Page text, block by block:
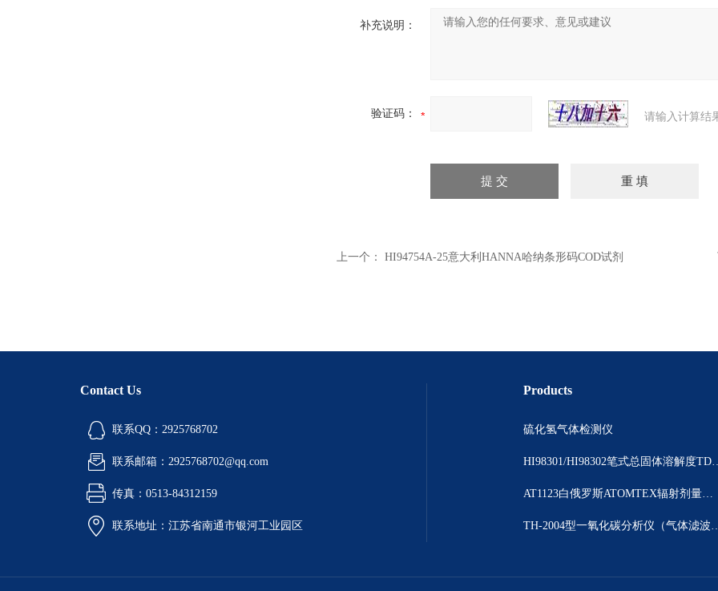
补充说明：
验证码： 请输入计算结
上一个： HI94754A-25意大利HANNA哈纳条形码COD试剂
Contact Us
联系QQ：2925768702
联系邮箱：2925768702@qq.com
传真：0513-84312159
联系地址：江苏省南通市银河工业园区
Products
硫化氢气体检测仪